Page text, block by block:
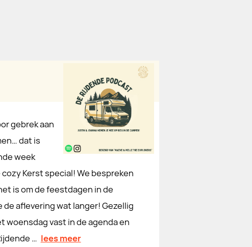
gebrek aan
dat is
week
Kerst special! We bespreken
is om de feestdagen in de
aflevering wat langer! Gezellig
woensdag vast in de agenda en
… lees meer